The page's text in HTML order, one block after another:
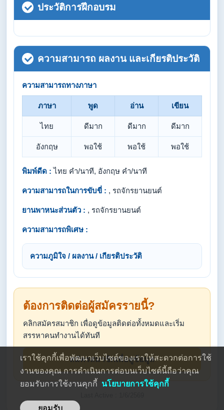
ประวัติการฝึกอบรม
ความสามารถ ผลงาน และเกียรติประวัติ
ความสามารถทางภาษา
ภาษา พูด อ่าน เขียน
ไทย ดีมาก ดีมาก ดีมาก
อังกฤษ พอใช้ พอใช้ พอใช้
พิมพ์ดีด : ไทย คำ/นาที, อังกฤษ คำ/นาที
ความสามารถในการขับขี่ : , รถจักรยานยนต์
ยานพาหนะส่วนตัว : , รถจักรยานยนต์
ความสามารถพิเศษ :
ความภูมิใจ / ผลงาน / เกียรติประวัติ
ต้องการติดต่อผู้สมัครรายนี้?
คลิกสมัครสมาชิก เพื่อดูข้อมูลติดต่อทั้งหมดและเริ่ม
สรรหาคนทำงานได้ทันที
สมัครสมาชิกเพื่อดูข้อมูล
เราใช้คุกกี้เพื่อพัฒนาเว็บไซต์ของเราให้สะดวกต่อการใช้
งานของคุณ การดำเนินการต่อบนเว็บไซต์นี้ถือว่าคุณ
ยอมรับการใช้งานคุกกี้ นโยบายการใช้คุกกี้